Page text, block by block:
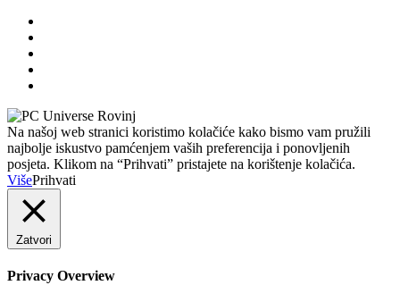
Na našoj web stranici koristimo kolačiće kako bismo vam pružili
najbolje iskustvo pamćenjem vaših preferencija i ponovljenih
posjeta. Klikom na “Prihvati” pristajete na korištenje kolačića.
VišePrihvati
Zatvori
Privacy Overview